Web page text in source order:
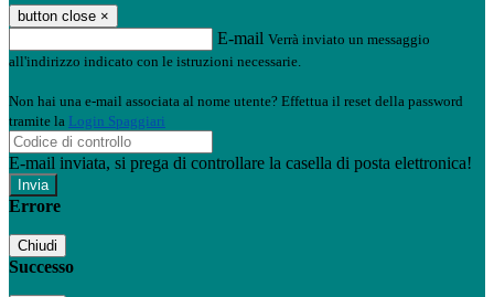
button close ×
E-mail Verrà inviato un messaggio
all'indirizzo indicato con le istruzioni necessarie.
Non hai una e-mail associata al nome utente? Effettua il reset della password
tramite la Login Spaggiari
E-mail inviata, si prega di controllare la casella di posta elettronica!
Errore
Chiudi
Successo